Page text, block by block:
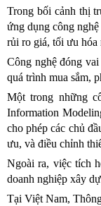
Trong bối cảnh thị
ứng dụng công
rủi ro giá, tối ưu hóa
Công nghệ đóng
quá trình mua sắm,
Một trong những
Information
cho phép các chủ
ưu, và điều chỉnh
Ngoài ra, việc tích
doanh nghiệp xây
Tại Việt Nam,